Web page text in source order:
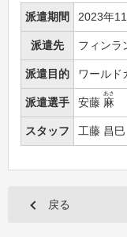
派遣期間 2023年
派遣先 フィンラ
派遣目的 ワールド
派遣選手 安藤 麻
あさ
スタッフ 工藤 昌
戻る